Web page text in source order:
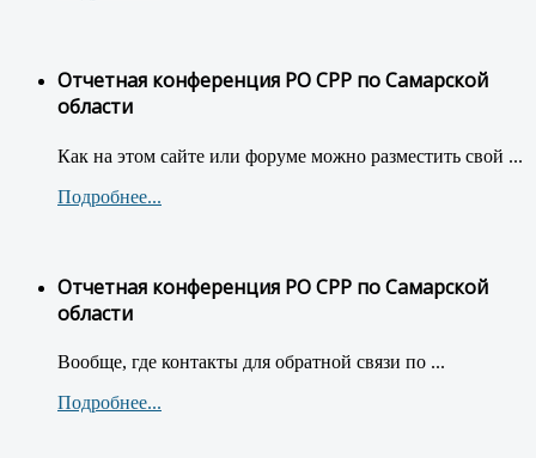
Отчетная конференция РО СРР по Самарской
области
Как на этом сайте или форуме можно разместить свой ...
Подробнее...
Отчетная конференция РО СРР по Самарской
области
Вообще, где контакты для обратной связи по ...
Подробнее...